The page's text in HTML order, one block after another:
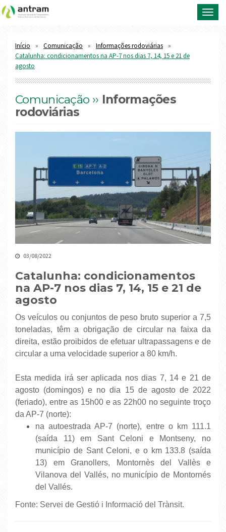
Início Comunicação
Informações rodoviárias
Catalunha: condicionamentos na AP-7 nos dias 7, 14, 15 e 21 de
agosto
Comunicação ›› Informações
rodoviárias
03/08/2022
Catalunha: condicionamentos
na AP-7 nos dias 7, 14, 15 e 21 de
agosto
Os veículos ou conjuntos de peso bruto superior a 7,5
toneladas, têm a obrigação de circular na faixa da
direita, estão proibidos de efetuar ultrapassagens e de
circular a uma velocidade superior a 80 km/h.
Esta medida irá ser aplicada nos dias 7, 14 e 21 de
agosto (domingos) e no dia 15 de agosto de 2022
(feriado), entre as 15h00 e as 22h00 no seguinte troço
da AP-7 (norte):
na autoestrada AP-7 (norte), entre o km 111.1
(saída 11) em Sant Celoni e Montseny, no
município de Sant Celoni, e o km 133.8 (saída
13) em Granollers, Montornès del Vallès e
Vilanova del Vallés, no município de Montornés
del Vallés.
Fonte: Servei de Gestió i Informació del Trànsit.